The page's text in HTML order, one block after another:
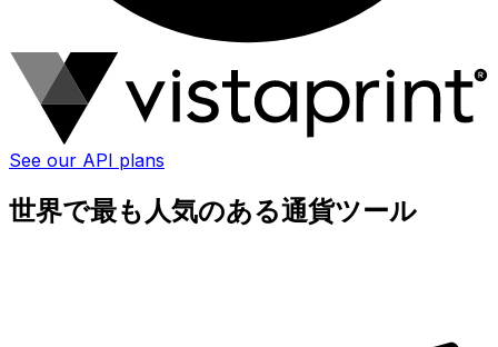
See our API plans
世界で最も人気のある通貨ツール